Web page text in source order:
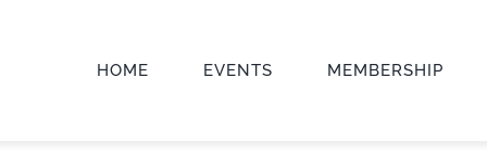
HOME EVENTS MEMBERSHIP